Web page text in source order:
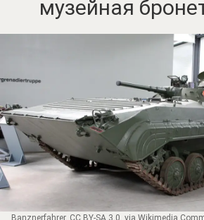
музейная
Banznerfahrer, CC BY-SA 3.0, via Wikimedia